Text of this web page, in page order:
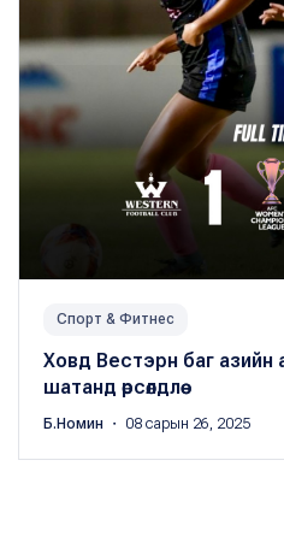
Спорт & Фитнес
Ховд Вестэрн баг азийн
шатанд өрсөлдлөө
Б.Номин ・ 08 сарын 26, 2025